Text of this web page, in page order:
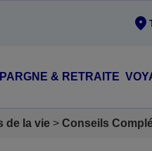
& RETRAITE
de la vie Conseils